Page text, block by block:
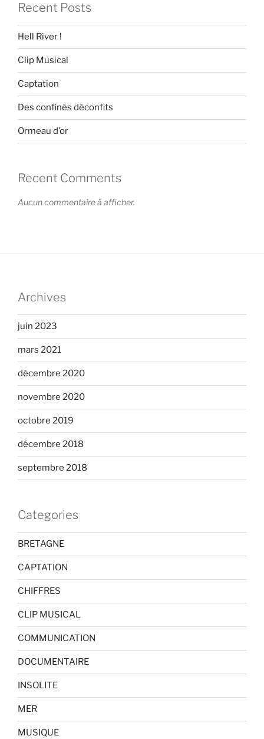
Recent Posts
Hell River !
Clip Musical
Captation
Des confinés déconfits
Ormeau d’or
Recent Comments
Aucun commentaire à afficher.
Archives
juin 2023
mars 2021
décembre 2020
novembre 2020
octobre 2019
décembre 2018
septembre 2018
Categories
BRETAGNE
CAPTATION
CHIFFRES
CLIP MUSICAL
COMMUNICATION
DOCUMENTAIRE
INSOLITE
MER
MUSIQUE